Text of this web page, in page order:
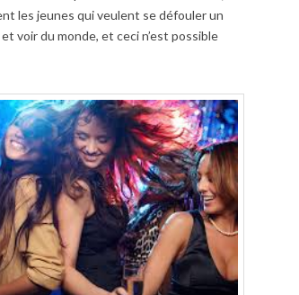
les jeunes qui veulent se défouler un
voir du monde, et ceci n’est possible